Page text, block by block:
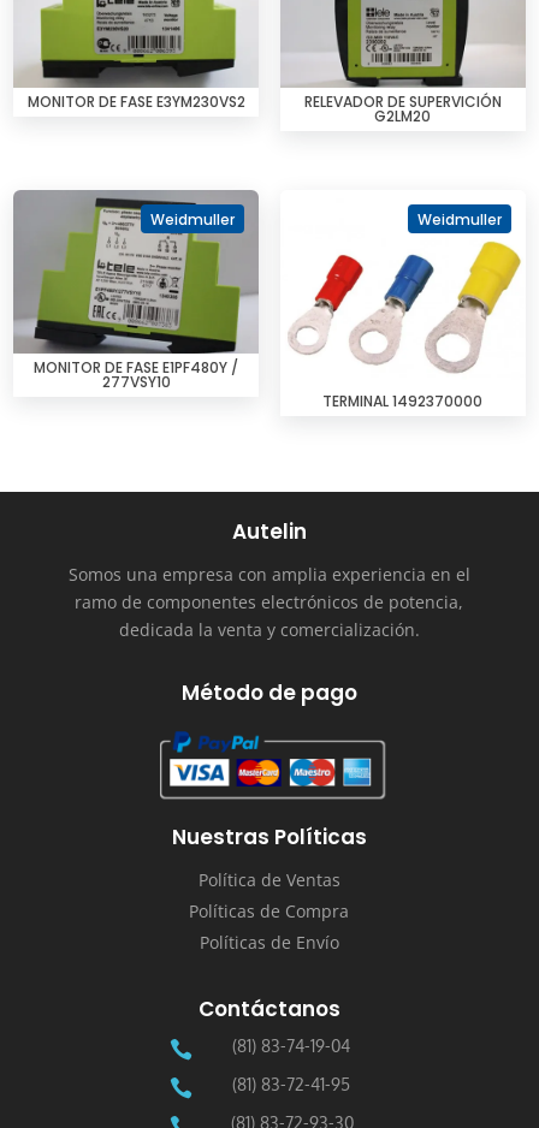
MONITOR DE FASE E3YM230VS2 RELEVADOR DE SUPERVICIÓN
G2LM20
Weidmuller
MONITOR DE FASE E1PF480Y /
277VSY10
Weidmuller
TERMINAL 1492370000
Autelin
Somos una empresa con amplia experiencia en el
ramo de componentes electrónicos de potencia,
dedicada la venta y comercialización.
Método de pago
Nuestras Políticas
Política de Ventas
Políticas de Compra
Políticas de Envío
Contáctanos
 (81) 83-74-19-04
 (81) 83-72-41-95
(81) 83-72-93-30